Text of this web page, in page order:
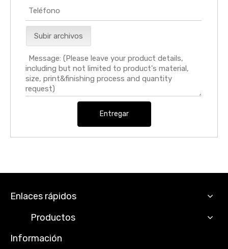
Subir archivos
Entregar
Enlaces rápidos
Productos
Información